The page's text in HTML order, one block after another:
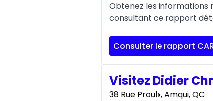
Obtenez les informations
consultant ce rapport
Consulter le rapport
Visitez Didier
38 Rue Proulx, Amqui, QC